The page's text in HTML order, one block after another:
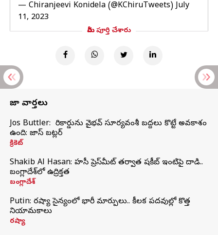
— Chiranjeevi Konidela (@KChiruTweets)July
11, 2023
మీరు పూర్తి చేశారు
తాజా వార్తలు
Jos Buttler: నా రికార్డును వైభవ్ సూర్యవంశీ బద్దలు కొట్టే అవకాశం
ఉంది: జాస్ బట్లర్
క్రికెట్
Shakib Al Hasan: హసీనా ప్రెస్‌మీట్‌ తర్వాత షకీబ్‌ ఇంటిపై దాడి..
బంగ్లాదేశ్‌లో ఉద్రిక్తత
బంగ్లాదేశ్
Putin: రష్యా సైన్యంలో భారీ మార్పులు.. కీలక పదవుల్లో కొత్త
నియామకాలు
రష్యా